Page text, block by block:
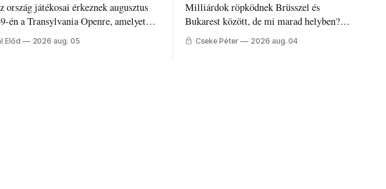
ország játékosai érkeznek augusztus
én a Transylvania Openre, amelyet
legrégebben működő állandó
rendeznek meg.
Előd 2026 aug. 05
Milliárdok röpködnek Brüsszel és
Bukarest között, de mi marad helyben?
Mire költik a PNRR-pénzeket
Cseke Péter 2026 aug. 04